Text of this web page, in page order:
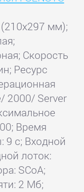
мм);
Скорость
Ресурс
2000/ Server
Время
9 с; Входной
лоток:
SCoA;
2 Мб;